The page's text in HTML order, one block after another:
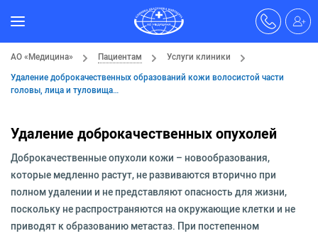
АО «Медицина» Пациентам
Услуги клиники
Удаление доброкачественных образований кожи волосистой части
головы, лица и туловища…
Удаление доброкачественных опухолей
Доброкачественные опухоли кожи – новообразования,
которые медленно растут, не развиваются вторично при
полном удалении и не представляют опасность для жизни,
поскольку не распространяются на окружающие клетки и не
приводят к образованию метастаз. При постепенном